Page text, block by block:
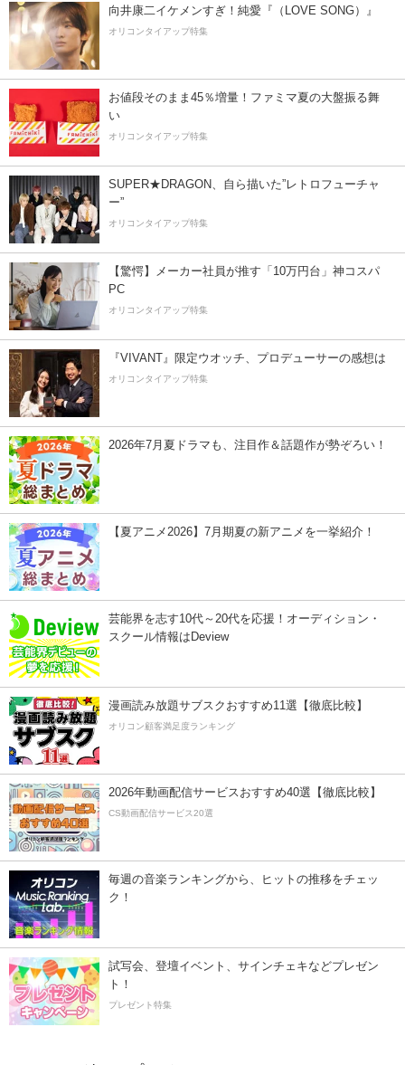
向井康二イケメンすぎ！純愛『（LOVE SONG）』
オリコンタイアップ特集
お値段そのまま45％増量！ファミマ夏の大盤振る舞
い
オリコンタイアップ特集
SUPER★DRAGON、自ら描いた”レトロフューチャ
ー”
オリコンタイアップ特集
【驚愕】メーカー社員が推す「10万円台」神コスパ
PC
オリコンタイアップ特集
『VIVANT』限定ウオッチ、プロデューサーの感想は
オリコンタイアップ特集
2026年7月夏ドラマも、注目作＆話題作が勢ぞろい！
【夏アニメ2026】7月期夏の新アニメを一挙紹介！
芸能界を志す10代～20代を応援！オーディション・
スクール情報はDeview
漫画読み放題サブスクおすすめ11選【徹底比較】
オリコン顧客満足度ランキング
2026年動画配信サービスおすすめ40選【徹底比較】
CS動画配信サービス20選
毎週の音楽ランキングから、ヒットの推移をチェッ
ク！
試写会、登壇イベント、サインチェキなどプレゼン
ト！
プレゼント特集